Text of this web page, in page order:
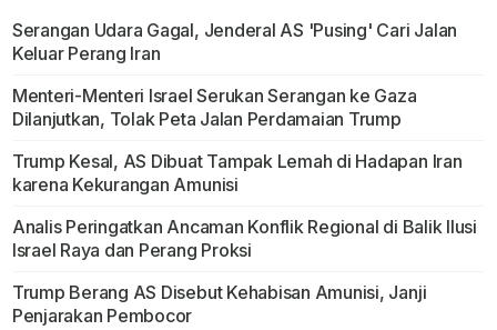
Serangan Udara Gagal, Jenderal AS 'Pusing' Cari Jalan
Keluar Perang Iran
Menteri-Menteri Israel Serukan Serangan ke Gaza
Dilanjutkan, Tolak Peta Jalan Perdamaian Trump
Trump Kesal, AS Dibuat Tampak Lemah di Hadapan Iran
karena Kekurangan Amunisi
Analis Peringatkan Ancaman Konflik Regional di Balik Ilusi
Israel Raya dan Perang Proksi
Trump Berang AS Disebut Kehabisan Amunisi, Janji
Penjarakan Pembocor